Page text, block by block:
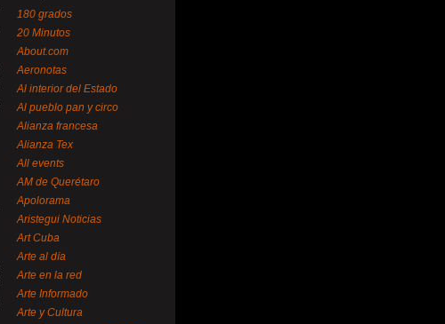
180 grados
20 Minutos
About.com
Aeronotas
Al interior del Estado
Al pueblo pan y circo
Alianza francesa
Alianza Tex
All events
AM de Querétaro
Apolorama
Aristegui Noticias
Art Cuba
Arte al día
Arte en la red
Arte Informado
Arte y Cultura